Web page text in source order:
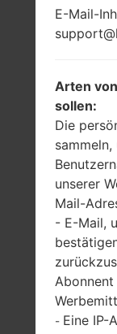
2.8 in
240 x
(~155
Pixel pro
124
E-Mail-
Arten
sollen:
Die
sammeln,
unserer
Mail-
- E-Mail,
Abonnent
- Eine IP-